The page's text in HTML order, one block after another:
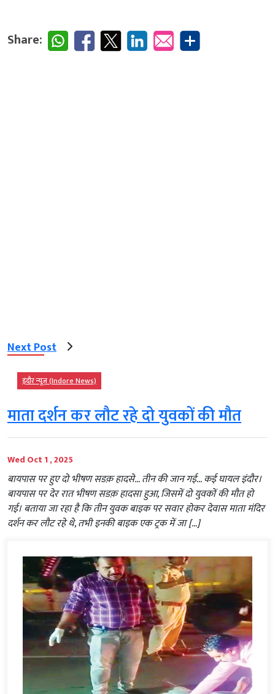
Share:
Next Post
इंदौर न्यूज़ (Indore News)
माता दर्शन कर लौट रहे दो युवकों की मौत
Wed Oct 1 , 2025
बायपास पर हुए दो भीषण सडक़ हादसे… तीन की जान गई… कई घायल इंदौर।
बायपास पर देर रात भीषण सडक़ हादसा हुआ, जिसमें दो युवकों की मौत हो
गई। बताया जा रहा है कि तीन युवक बाइक पर सवार होकर देवास माता मंदिर
दर्शन कर लौट रहे थे, तभी इनकी बाइक एक ट्रक में जा […]